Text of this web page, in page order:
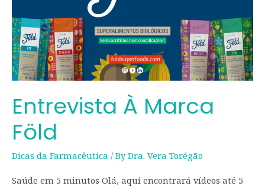
Entrevista À Marca
Föld
Dicas da Farmacêutica / ByDra. Vera Torégão
Saúde em 5 minutos Olá, aqui encontrará vídeos até 5